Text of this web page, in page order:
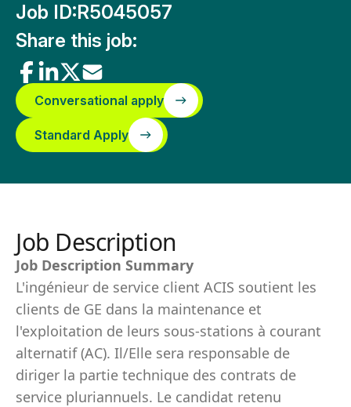
Job ID:R5045057
Share this job:
Conversational apply
Standard Apply
Job Description
Job Description Summary
L'ingénieur de service client ACIS soutient les
clients de GE dans la maintenance et
l'exploitation de leurs sous-stations à courant
alternatif (AC). Il/Elle sera responsable de
diriger la partie technique des contrats de
service pluriannuels. Le candidat retenu